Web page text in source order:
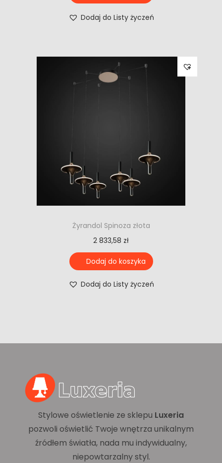
Dodaj do Listy życzeń
Żyrandol Spinoza złota
2 833,58 zł
Dodaj do koszyka
Dodaj do Listy życzeń
Stylowe oświetlenie ze sklepu Luxeria
pozwoli oświetlić Twoje wnętrza unikalnym
źródłem światła, nada mu indywidualny,
niepowtarzalny styl.